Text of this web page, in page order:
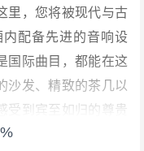
里，您将被现代与古
配备先进的音响设
国际曲目，都能在这
沙发、精致的茶几以
受到宾至如归的尊贵
求** 对于音乐爱好者